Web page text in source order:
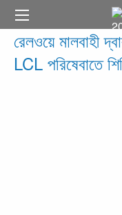
রেলওয়ে মালবাহী
LCL পরিষেবাতে